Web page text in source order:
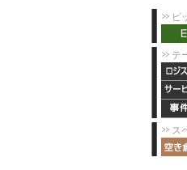
ピ
テ
ス